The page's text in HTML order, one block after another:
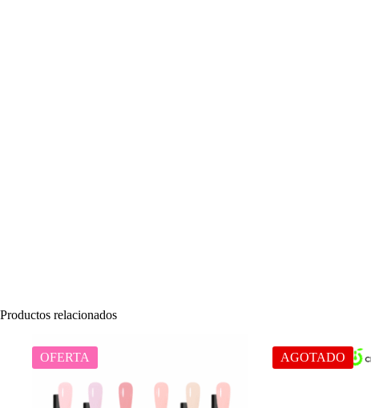
Productos relacionados
OFERTA AGOTADO